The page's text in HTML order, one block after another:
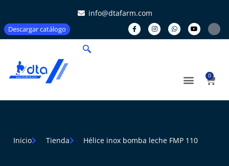
info@dtafarm.com
Descargar catálogo
0
Inicio Tienda Hélice inox bomba leche FMP 110